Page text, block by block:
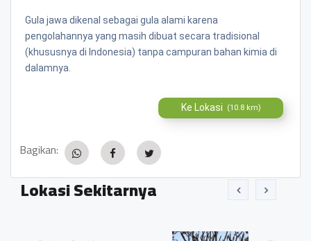
Gula jawa dikenal sebagai gula alami karena
pengolahannya yang masih dibuat secara tradisional
(khususnya di Indonesia) tanpa campuran bahan kimia di
dalamnya.
Ke Lokasi (10.8 km)
Bagikan:
Lokasi Sekitarnya